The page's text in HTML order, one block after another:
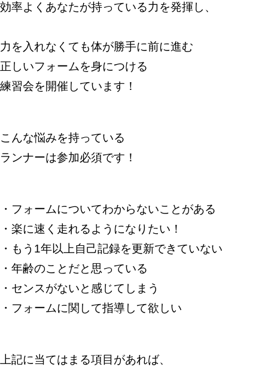
効率よくあなたが持っている力を発揮し、
力を入れなくても体が勝手に前に進む
正しいフォームを身につける
練習会を開催しています！
こんな悩みを持っている
ランナーは参加必須です！
・フォームについてわからないことがある
・楽に速く走れるようになりたい！
・もう1年以上自己記録を更新できていない
・年齢のことだと思っている
・センスがないと感じてしまう
・フォームに関して指導して欲しい
上記に当てはまる項目があれば、